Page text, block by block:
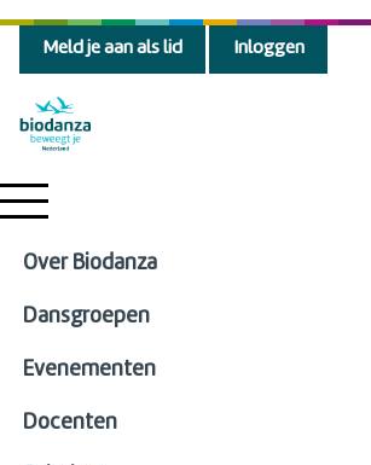
Meld je aan als lid Inloggen
Over Biodanza
Dansgroepen
Evenementen
Docenten